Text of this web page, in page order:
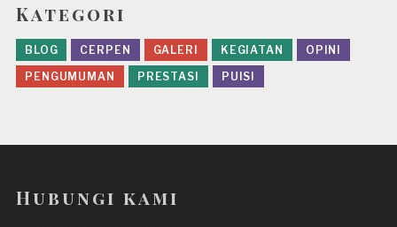
Kategori
BLOG CERPEN GALERI KEGIATAN
OPINI
PENGUMUMAN
PRESTASI PUISI
Hubungi kami